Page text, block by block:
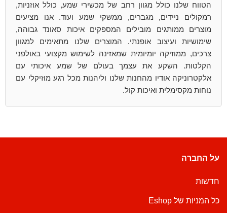
הטווח שלנו כולל מגוון רחב של מכשירי שמע, כולל אוזניות,
רמקולים ניידים, מגברים, ממשקי שמע ועוד. אנו מציעים
מוצרים ממותגים מובילים המספקים איכות סאונד גבוהה,
שימושיות ועיצוב אופנתי. המוצרים שלנו מתאימים למגוון
צרכים, ממוזיקה יומיומית שמאזינה לשימוש מקצועי באולפני
הקלטות. השקע את עצמך בעולם של שמע איכותי עם
אלקטרוניקה אודיו מהחנות שלנו וליהנות מכל רגע מוזיקלי עם
נוחות מקסימלית ואיכות קול.
על החברה
חדשות
כל המניות של Eshop